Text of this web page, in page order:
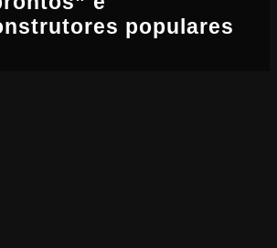
populares